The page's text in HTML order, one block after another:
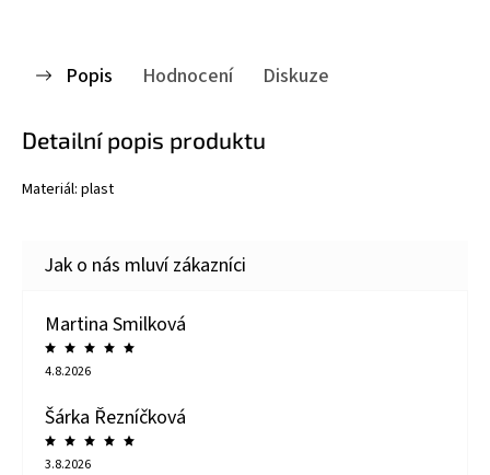
Popis Hodnocení Diskuze
Detailní popis produktu
Materiál: plast
Martina Smilková
4.8.2026
Šárka Řezníčková
3.8.2026